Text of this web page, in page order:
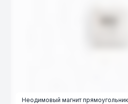
Неодимовый магнит